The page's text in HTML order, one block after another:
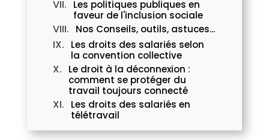
Les politiques publiques en
faveur de l'inclusion sociale
Nos Conseils, outils, astuces...
Les droits des salariés selon
la convention collective
Le droit à la déconnexion :
comment se protéger du
travail toujours connecté
Les droits des salariés en
télétravail